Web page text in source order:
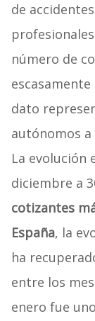
de
número de
escasamente
dato
autónomos a
La evolución
diciembre a
cotizantes
España, la
ha
entre los
enero fue